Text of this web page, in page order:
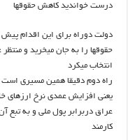
درست خواندید کاهش حقوقها
حقوقها را به جان میخرید و
انتخاب میکرد
راه دوم دقیقا همین مسیری است که دولت از
یعنی افزایش عمدی نرخ ارزهای
عراق دربرابر پول ملی و به تبع
کارمند